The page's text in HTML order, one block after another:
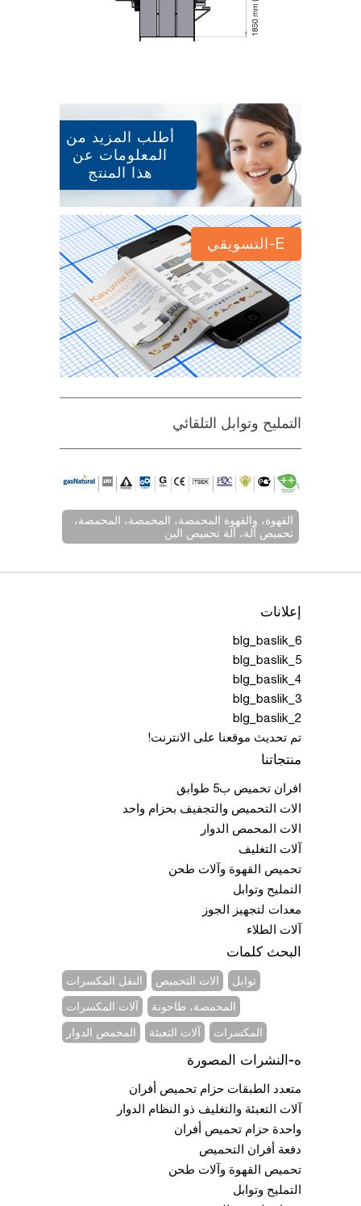
أطلب المزيد من
المعلومات عن
هذا المنتج
E-التسويقي
التمليح وتوابل التلقائي
القهوة، والقهوة المحمصة، المحمصة، المحمصة،
تحميص آلة، آلة تحميص البن
إعلانات
blg_baslik_6
blg_baslik_5
blg_baslik_4
blg_baslik_3
blg_baslik_2
تم تحديث موقعنا على الانترنت!
منتجاتنا
افران تحميص ب5 طوابق
الات التحميص والتجفيف بحزام واحد
الات المحمص الدوار
آلات التغليف
تحميص القهوة وآلات طحن
التمليح وتوابل
معدات لتجهيز الجوز
آلات الطلاء
البحث كلمات
النقل المكسرات الات التحميص
توابل
آلات المكسرات
المحمصة، طاحونة
المحمص الدوار
آلات التعبئة المكسرات
ه-النشرات المصورة
متعدد الطبقات حزام تحميص أفران
آلات التعبئة والتغليف ذو النظام الدوار
واحدة حزام تحميص أفران
دفعة أفران التحميص
تحميص القهوة وآلات طحن
التمليح وتوابل